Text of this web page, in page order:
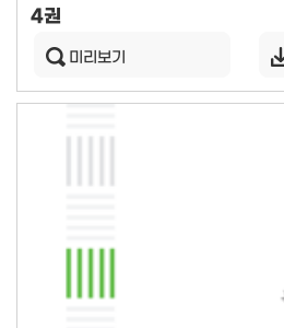
4권
미리보기